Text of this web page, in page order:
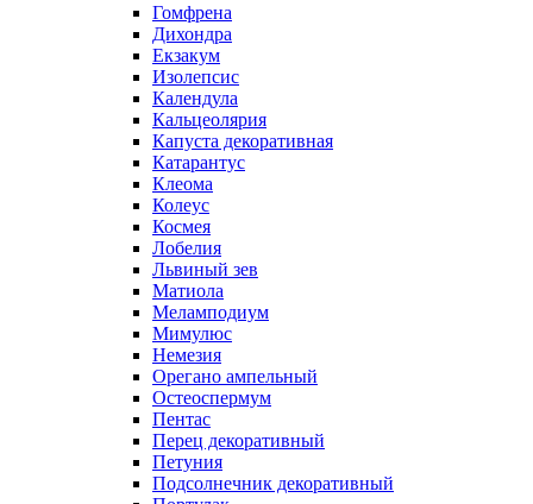
Гомфрена
Дихондра
Екзакум
Изолепсис
Календула
Кальцеолярия
Капуста декоративная
Катарантус
Клеома
Колеус
Космея
Лобелия
Львиный зев
Матиола
Меламподиум
Мимулюс
Немезия
Орегано ампельный
Остеоспермум
Пентас
Перец декоративный
Петуния
Подсолнечник декоративный